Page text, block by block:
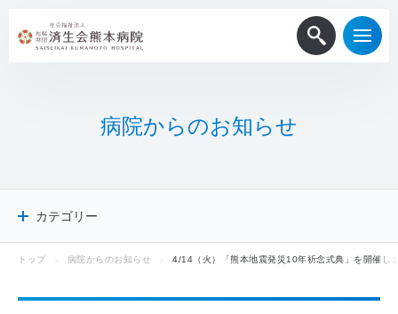
病院からのお知 らせ
カテゴリー
病院からのお知らせ
トップ 病院からのお知らせ 4/14（火）「熊本地震発災10年祈念式典」を開催し